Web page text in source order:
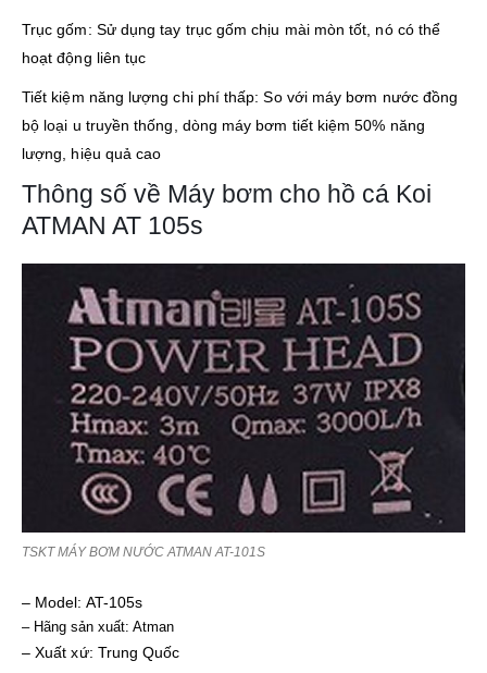
Trục gốm: Sử dụng tay trục gốm chịu mài mòn tốt, nó có thể
hoạt động liên tục
Tiết kiệm năng lượng chi phí thấp: So với máy bơm nước đồng
bộ loại u truyền thống, dòng máy bơm tiết kiệm 50% năng
lượng, hiệu quả cao
Thông số về Máy bơm cho hồ cá Koi
ATMAN AT 105s
TSKT MÁY BƠM NƯỚC ATMAN AT-101S
– Model: AT-105s
– Hãng sản xuất: Atman
– Xuất xứ: Trung Quốc